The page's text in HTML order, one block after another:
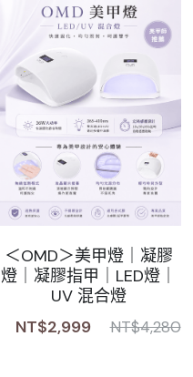
＜OMD＞美甲燈｜凝膠
燈｜凝膠指甲｜LED燈｜
UV 混合燈
NT$2,999
NT$4,280